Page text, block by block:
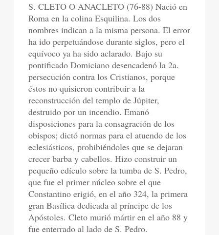
S. CLETO O ANACLETO (76-88) Nació en
Roma en la colina Esquilina. Los dos
nombres indican a la misma persona. El error
ha ido perpetuándose durante siglos, pero el
equívoco ya ha sido aclarado. Bajo su
pontificado Domiciano desencadenó la 2a.
persecución contra los Cristianos, porque
éstos no quisieron contribuir a la
reconstrucción del templo de Júpiter,
destruido por un incendio. Emanó
disposiciones para la consagración de los
obispos; dictó normas para el atuendo de los
eclesiásticos, prohibiéndoles que se dejaran
crecer barba y cabellos. Hizo construir un
pequeño edículo sobre la tumba de S. Pedro,
que fue el primer núcleo sobre el que
Constantino erigió, en el año 324, la primera
gran Basílica dedicada al príncipe de los
Apóstoles. Cleto murió mártir en el año 88 y
fue enterrado al lado de S. Pedro.